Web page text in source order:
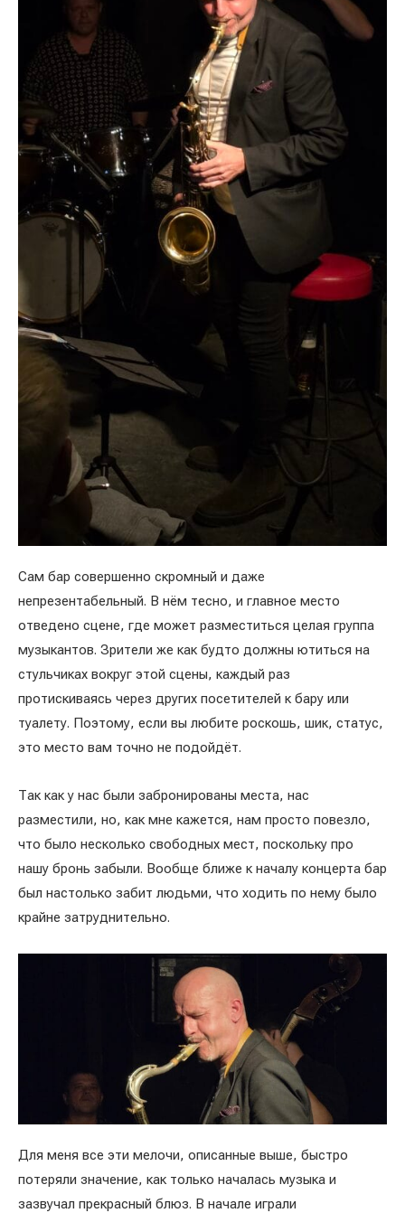
Сам бар совершенно скромный и даже
непрезентабельный. В нём тесно, и главное место
отведено сцене, где может разместиться целая группа
музыкантов. Зрители же как будто должны ютиться на
стульчиках вокруг этой сцены, каждый раз
протискиваясь через других посетителей к бару или
туалету. Поэтому, если вы любите роскошь, шик, статус,
это место вам точно не подойдёт.
Так как у нас были забронированы места, нас
разместили, но, как мне кажется, нам просто повезло,
что было несколько свободных мест, поскольку про
нашу бронь забыли. Вообще ближе к началу концерта бар
был настолько забит людьми, что ходить по нему было
крайне затруднительно.
Для меня все эти мелочи, описанные выше, быстро
потеряли значение, как только началась музыка и
зазвучал прекрасный блюз. В начале играли